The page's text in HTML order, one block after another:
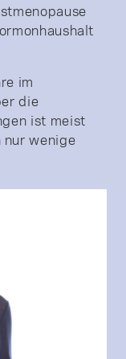
im
die
ist meist
nur wenige